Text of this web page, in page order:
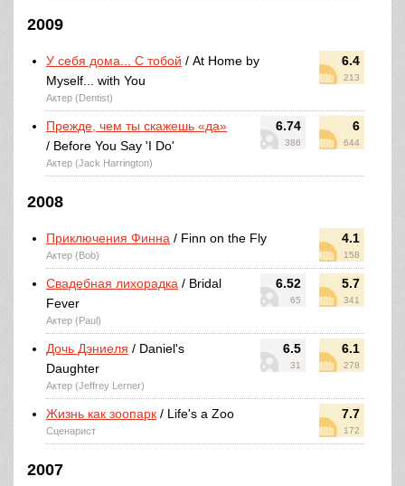
2009
6.4
213
У себя дома... С тобой / At Home by
Myself... with You
Актер (Dentist)
6.74
386
6
644
Прежде, чем ты скажешь «да»
/ Before You Say 'I Do'
Актер (Jack Harrington)
2008
4.1
158
Приключения Финна / Finn on the Fly
Актер (Bob)
6.52
65
5.7
341
Свадебная лихорадка / Bridal
Fever
Актер (Paul)
6.5
31
6.1
278
Дочь Дэниеля / Daniel's
Daughter
Актер (Jeffrey Lerner)
7.7
172
Жизнь как зоопарк / Life's a Zoo
Сценарист
2007